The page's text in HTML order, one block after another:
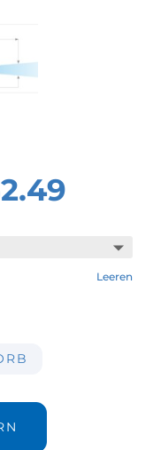
Leeren